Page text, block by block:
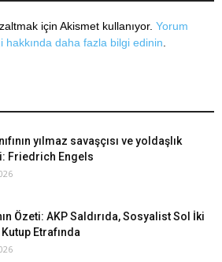
için Akismet kullanıyor. Yorum
hakkında daha fazla bilgi edinin
yılmaz savaşçısı ve yoldaşlık
Friedrich Engels
Özeti: AKP Saldırıda, Sosyalist Sol İki
Kutup Etrafında